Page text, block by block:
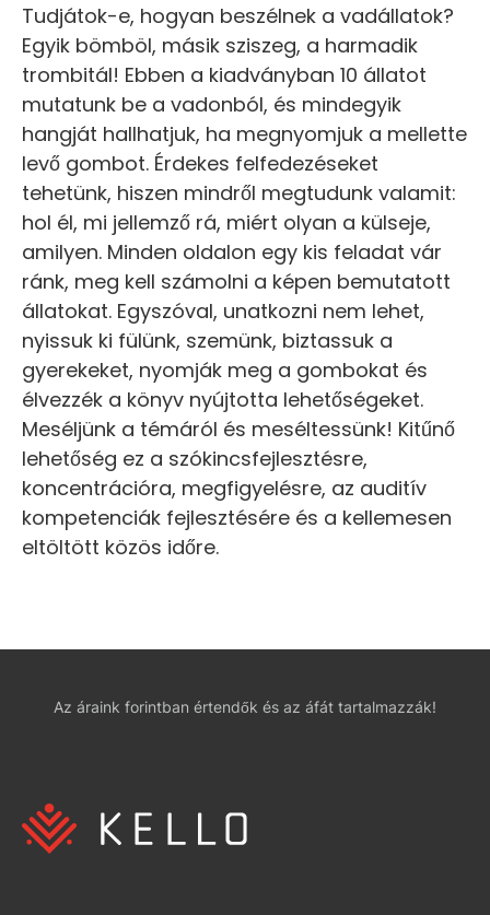
Tudjátok-e, hogyan beszélnek a vadállatok?
Egyik bömböl, másik sziszeg, a harmadik
trombitál! Ebben a kiadványban 10 állatot
mutatunk be a vadonból, és mindegyik
hangját hallhatjuk, ha megnyomjuk a mellette
levő gombot. Érdekes felfedezéseket
tehetünk, hiszen mindről megtudunk valamit:
hol él, mi jellemző rá, miért olyan a külseje,
amilyen. Minden oldalon egy kis feladat vár
ránk, meg kell számolni a képen bemutatott
állatokat. Egyszóval, unatkozni nem lehet,
nyissuk ki fülünk, szemünk, biztassuk a
gyerekeket, nyomják meg a gombokat és
élvezzék a könyv nyújtotta lehetőségeket.
Meséljünk a témáról és meséltessünk! Kitűnő
lehetőség ez a szókincsfejlesztésre,
koncentrációra, megfigyelésre, az auditív
kompetenciák fejlesztésére és a kellemesen
eltöltött közös időre.
Az áraink forintban értendők és az áfát tartalmazzák!